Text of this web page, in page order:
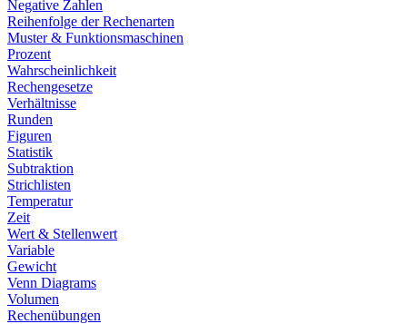
Negative Zahlen
Reihenfolge der Rechenarten
Muster & Funktionsmaschinen
Prozent
Wahrscheinlichkeit
Rechengesetze
Verhältnisse
Runden
Figuren
Statistik
Subtraktion
Strichlisten
Temperatur
Zeit
Wert & Stellenwert
Variable
Gewicht
Venn Diagrams
Volumen
Rechenübungen